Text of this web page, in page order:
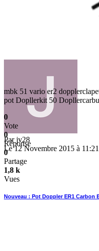
Parjv28
Le 12 Novembre 2015 à 11:21
mbk 51 vario er2
pot Dopllerkit 50
0
Vote
0
Réponse
0
Partage
1,8 k
Vues
Nouveau : Pot Doppler ER1 Carbon